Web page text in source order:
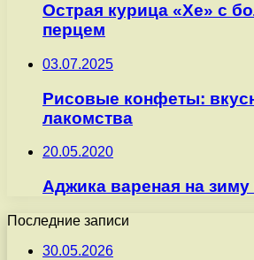
Острая курица «Хе» с
перцем
03.07.2025
Рисовые конфеты:
лакомства
20.05.2020
Аджика вареная на
Последние записи
30.05.2026